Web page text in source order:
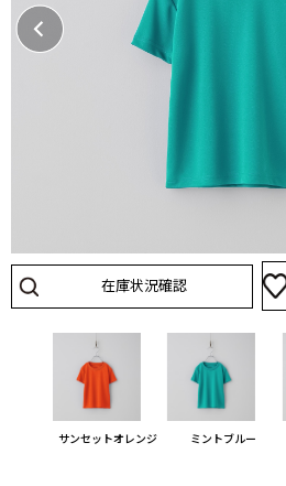
在庫状況確認
サンセットオレンジ ミントブルー